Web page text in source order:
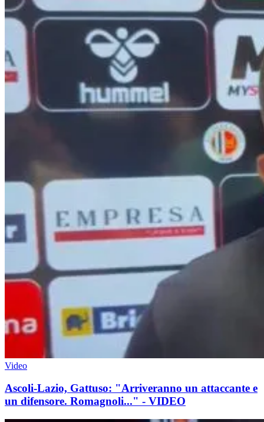
Video
Ascoli-Lazio, Gattuso: "Arriveranno un attaccante e
un difensore. Romagnoli..." - VIDEO